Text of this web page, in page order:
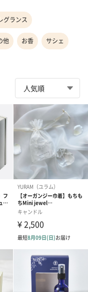
グランス
他 お香 サシェ